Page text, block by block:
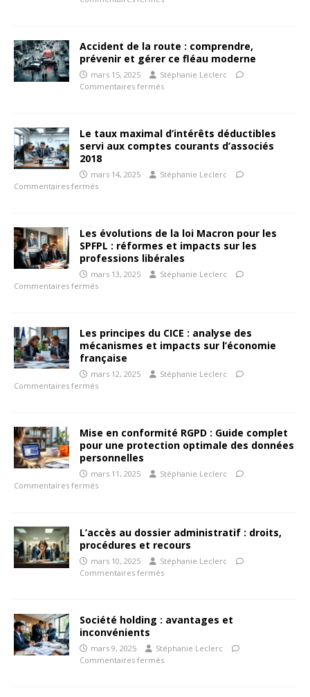
Accident de la route : comprendre,
prévenir et gérer ce fléau moderne
mars 15, 2025
Stéphanie Leclerc
Commentaires fermés
Le taux maximal d’intérêts déductibles
servi aux comptes courants d’associés
2018
mars 14, 2025
Stéphanie Leclerc
Commentaires fermés
Les évolutions de la loi Macron pour les
SPFPL : réformes et impacts sur les
professions libérales
mars 13, 2025
Stéphanie Leclerc
Commentaires fermés
Les principes du CICE : analyse des
mécanismes et impacts sur l’économie
française
mars 12, 2025
Stéphanie Leclerc
Commentaires fermés
Mise en conformité RGPD : Guide complet
pour une protection optimale des données
personnelles
mars 11, 2025
Stéphanie Leclerc
Commentaires fermés
L’accès au dossier administratif : droits,
procédures et recours
mars 10, 2025
Stéphanie Leclerc
Commentaires fermés
Société holding : avantages et
inconvénients
mars 9, 2025
Stéphanie Leclerc
Commentaires fermés